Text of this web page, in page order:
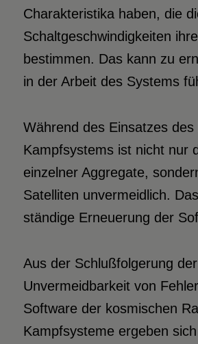
Charakteristika haben, die
Schaltgeschwindigkeiten
bestimmen. Das kann zu
in der Arbeit des Systems
Während des Einsatzes des
Kampfsystems ist nicht nur
einzelner Aggregate,
Satelliten unvermeidlich.
ständige Erneuerung der
Aus der Schlußfolgerung
Unvermeidbarkeit von
Software der kosmischen
Kampfsysteme ergeben